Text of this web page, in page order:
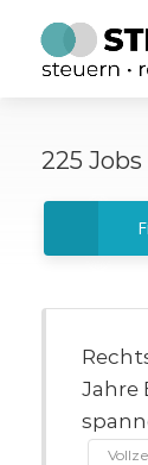
225 Jobs
Jahre